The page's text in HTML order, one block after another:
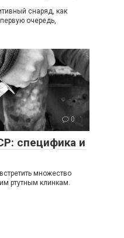
снаряд, как
очередь,
0
специфика и
множество
ртутным клинкам.